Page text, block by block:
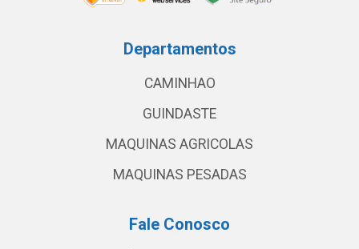
Departamentos
CAMINHAO
GUINDASTE
MAQUINAS AGRICOLAS
MAQUINAS PESADAS
Fale Conosco